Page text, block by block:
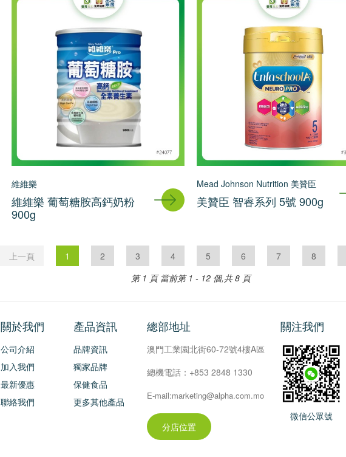
維維樂
維維樂 葡萄糖胺高鈣奶粉
900g
Mead Johnson Nutrition 美贊臣
美贊臣 智睿系列 5號 900g
上一頁 1 2 3 4 5 6 7 8
第 1 頁 當前第 1 - 12 個,共 8 頁
關於我們
公司介紹
加入我們
最新優惠
聯絡我們
產品資訊
品牌資訊
獨家品牌
保健食品
更多其他產品
總部地址
澳門工業園北街60-72號4樓A區
總機電話：+853 2848 1330
E-mail:marketing@alpha.com.mo
分店位置
關注我們
微信公眾號